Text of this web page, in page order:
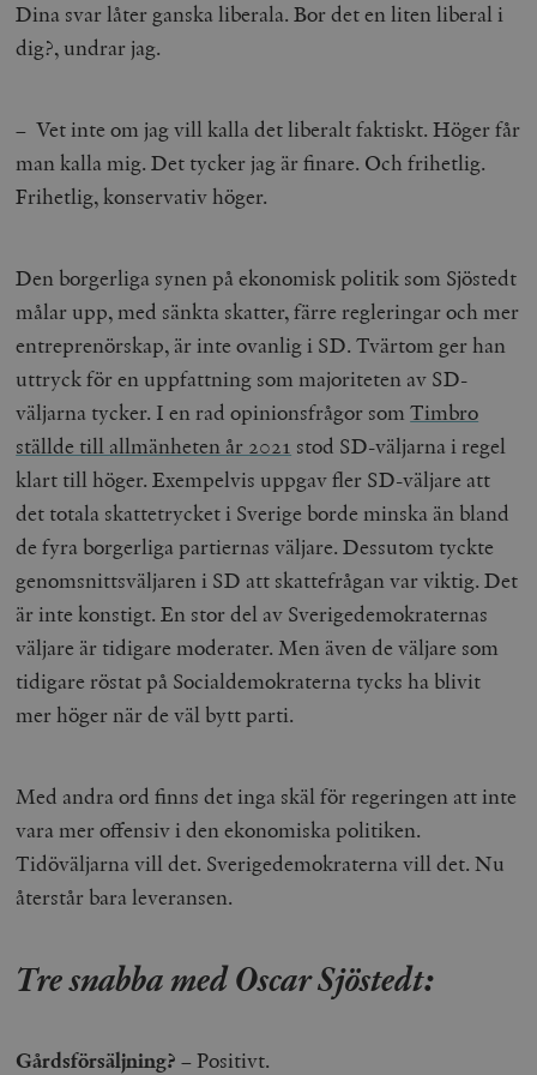
Dina svar låter ganska liberala. Bor det en liten liberal i
dig?, undrar jag.
– Vet inte om jag vill kalla det liberalt faktiskt. Höger får
man kalla mig. Det tycker jag är finare. Och frihetlig.
Frihetlig, konservativ höger.
Den borgerliga synen på ekonomisk politik som Sjöstedt
målar upp, med sänkta skatter, färre regleringar och mer
entreprenörskap, är inte ovanlig i SD. Tvärtom ger han
uttryck för en uppfattning som majoriteten av SD-
väljarna tycker. I en rad opinionsfrågor somTimbro
ställde till allmänheten år 2021 stod SD-väljarna i regel
klart till höger. Exempelvis uppgav fler SD-väljare att
det totala skattetrycket i Sverige borde minska än bland
de fyra borgerliga partiernas väljare. Dessutom tyckte
genomsnittsväljaren i SD att skattefrågan var viktig. Det
är inte konstigt. En stor del av Sverigedemokraternas
väljare är tidigare moderater. Men även de väljare som
tidigare röstat på Socialdemokraterna tycks ha blivit
mer höger när de väl bytt parti.
Med andra ord finns det inga skäl för regeringen att inte
vara mer offensiv i den ekonomiska politiken.
Tidöväljarna vill det. Sverigedemokraterna vill det. Nu
återstår bara leveransen.
Tre snabba med Oscar Sjöstedt:
Gårdsförsäljning? – Positivt.
kärnwebbplatsfunktioner som användarinloggning
ordentligt utan strikt nödvändiga cookies.
Inc.
timbro.se
_hjFirstSeen
Hotjar Ltd
woocommerce_items_in_cart
Automattic
timbro.se
__cf_bm
Inc.